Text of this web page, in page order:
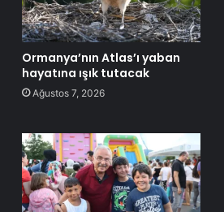
Ormanya’nın Atlas’ı yaban
hayatına ışık tutacak
Ağustos 7, 2026